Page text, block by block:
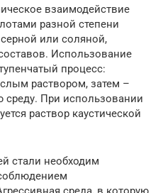
взаимодействие
разной степени
или соляной,
Использование
процесс:
раствором, затем –
При использовании
раствор каустической
стали необходим